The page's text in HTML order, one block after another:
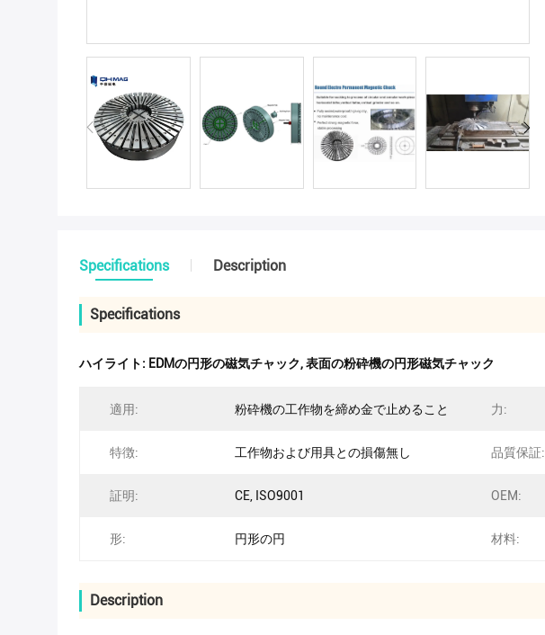
Specifications Description
Specifications
ハイライト: EDMの円形の磁気チャック,表面の粉砕機の円形磁気チャック
適用: 粉砕機の工作物を締め金で止めること 力:
特徴: 工作物および用具との損傷無し 品質保証:
証明: CE, ISO9001 OEM:
形: 円形の円 材料:
Description